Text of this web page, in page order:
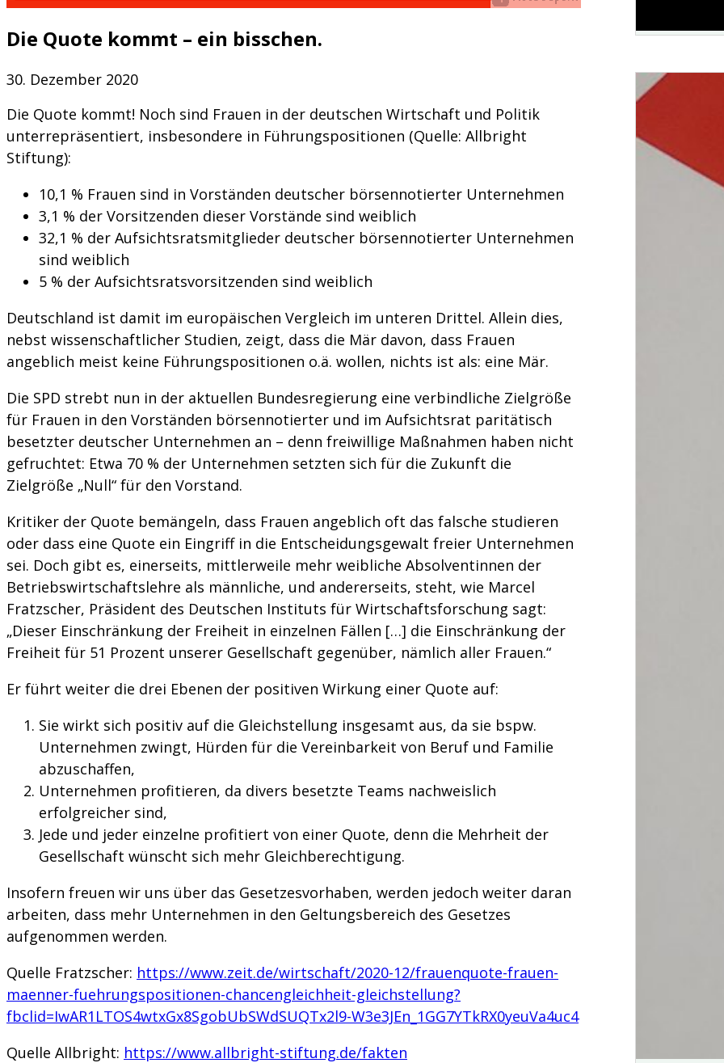
Die Quote kommt – ein bisschen.
30. Dezember 2020
Die Quote kommt! Noch sind Frauen in der deutschen Wirtschaft und Politik
unterrepräsentiert, insbesondere in Führungspositionen (Quelle: Allbright
Stiftung):
10,1 % Frauen sind in Vorständen deutscher börsennotierter Unternehmen
3,1 % der Vorsitzenden dieser Vorstände sind weiblich
32,1 % der Aufsichtsratsmitglieder deutscher börsennotierter Unternehmen
sind weiblich
5 % der Aufsichtsratsvorsitzenden sind weiblich
Deutschland ist damit im europäischen Vergleich im unteren Drittel. Allein dies,
nebst wissenschaftlicher Studien, zeigt, dass die Mär davon, dass Frauen
angeblich meist keine Führungspositionen o.ä. wollen, nichts ist als: eine Mär.
Die SPD strebt nun in der aktuellen Bundesregierung eine verbindliche Zielgröße
für Frauen in den Vorständen börsennotierter und im Aufsichtsrat paritätisch
besetzter deutscher Unternehmen an – denn freiwillige Maßnahmen haben nicht
gefruchtet: Etwa 70 % der Unternehmen setzten sich für die Zukunft die
Zielgröße „Null“ für den Vorstand.
Kritiker der Quote bemängeln, dass Frauen angeblich oft das falsche studieren
oder dass eine Quote ein Eingriff in die Entscheidungsgewalt freier Unternehmen
sei. Doch gibt es, einerseits, mittlerweile mehr weibliche Absolventinnen der
Betriebswirtschaftslehre als männliche, und andererseits, steht, wie Marcel
Fratzscher, Präsident des Deutschen Instituts für Wirtschaftsforschung sagt:
„Dieser Einschränkung der Freiheit in einzelnen Fällen […] die Einschränkung der
Freiheit für 51 Prozent unserer Gesellschaft gegenüber, nämlich aller Frauen.“
Er führt weiter die drei Ebenen der positiven Wirkung einer Quote auf:
Sie wirkt sich positiv auf die Gleichstellung insgesamt aus, da sie bspw.
Unternehmen zwingt, Hürden für die Vereinbarkeit von Beruf und Familie
abzuschaffen,
Unternehmen profitieren, da divers besetzte Teams nachweislich
erfolgreicher sind,
Jede und jeder einzelne profitiert von einer Quote, denn die Mehrheit der
Gesellschaft wünscht sich mehr Gleichberechtigung.
Insofern freuen wir uns über das Gesetzesvorhaben, werden jedoch weiter daran
arbeiten, dass mehr Unternehmen in den Geltungsbereich des Gesetzes
aufgenommen werden.
Quelle Fratzscher: https://www.zeit.de/wirtschaft/2020-12/frauenquote-frauen-
maenner-fuehrungspositionen-chancengleichheit-gleichstellung?
fbclid=IwAR1LTOS4wtxGx8SgobUbSWdSUQTx2l9-W3e3JEn_1GG7YTkRX0yeuVa4uc4
Quelle Allbright: https://www.allbright-stiftung.de/fakten